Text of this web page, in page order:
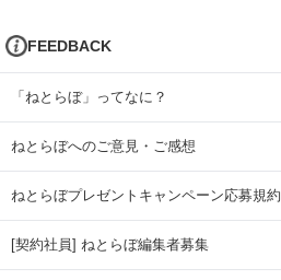
FEEDBACK
「ねとらぼ」ってなに？
ねとらぼへのご意見・ご感想
ねとらぼプレゼントキャンペーン応募規約
[契約社員] ねとらぼ編集者募集